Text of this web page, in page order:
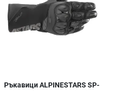
View
Ръкавици ALPINESTARS SP-